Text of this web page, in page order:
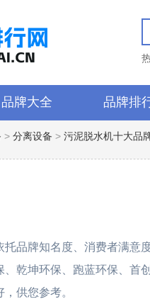
品牌大全 品牌排
> 分离设备 > 污泥脱水机十大品
托品牌知名度、消费者满意
、乾坤环保、跑蓝环保、首
供您参考。